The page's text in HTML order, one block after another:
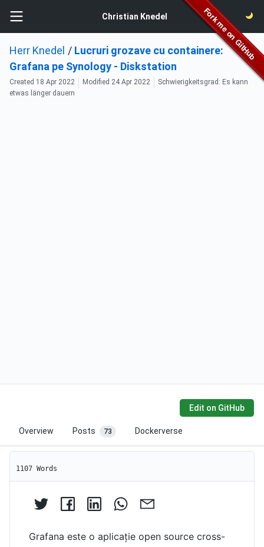
Christian Knedel
Herr Knedel / Lucruri grozave cu containere:
Grafana pe Synology - Diskstation
Created 18 Apr 2022 Modified 24 Apr 2022
Schwierigkeitsgrad: Es kann
etwas länger dauern
Edit on GitHub
Overview Posts 73 Dockerverse
1107 Words
Grafana este o aplicație open source cross-